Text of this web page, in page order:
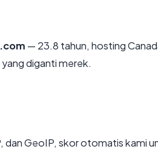
— 23.8 tahun, hosting
diganti merek.
dan GeoIP, skor otomatis kami